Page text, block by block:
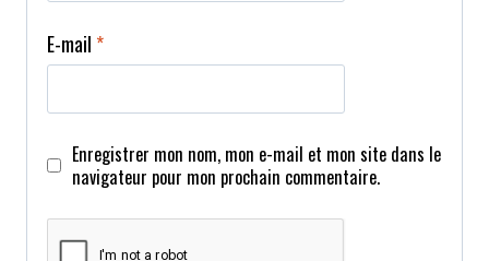
E-mail *
Enregistrer mon nom, mon e-mail et mon site dans le
navigateur pour mon prochain commentaire.